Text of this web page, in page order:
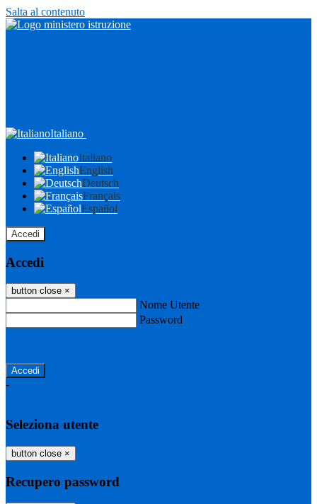
Salta al contenuto
Italiano
Italiano
English
Deutsch
Français
Español
Accedi
Accedi
button close ×
Nome Utente
Password
-
Seleziona utente
button close ×
Recupero password